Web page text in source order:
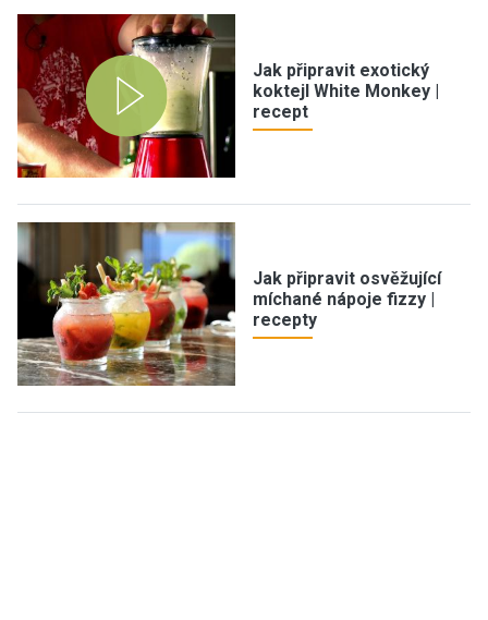
Jak připravit exotický
koktejl White Monkey |
recept
Jak připravit osvěžující
míchané nápoje fizzy |
recepty